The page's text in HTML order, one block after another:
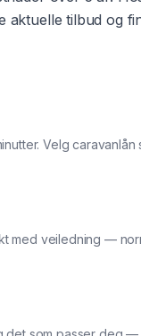
tilbud og
Velg caravanlån
med veiledning —